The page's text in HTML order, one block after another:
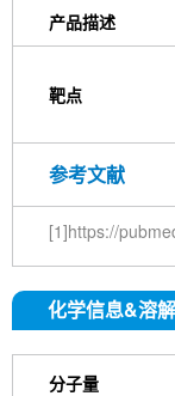
产品描述
靶点
参考文献
[1]https://
化学信息&溶
分子量